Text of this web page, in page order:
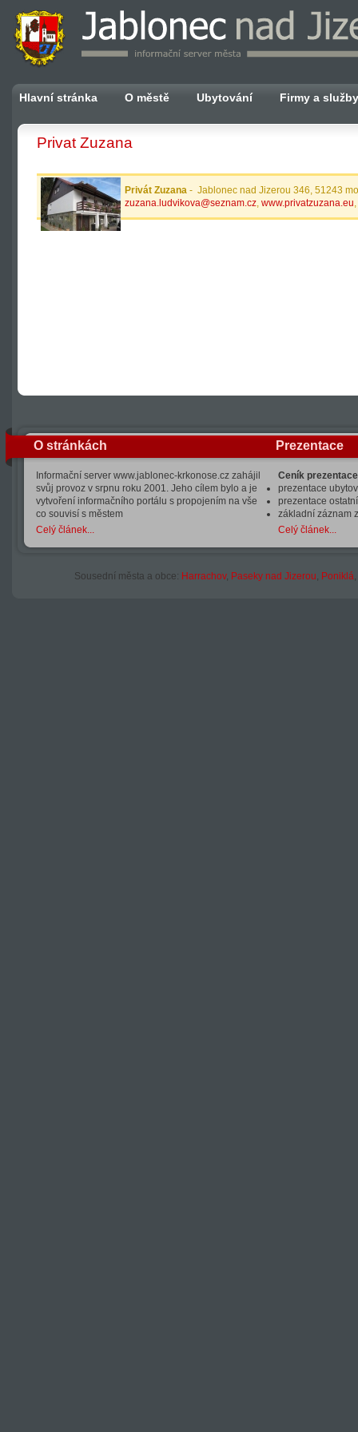
Hlavní stránka O městě Ubytování Firmy a služby
Privat Zuzana
Privát Zuzana - Jablonec nad Jizerou 346, 51243
zuzana.ludvikova@seznam.cz, www.privatzuzana.eu
O stránkách
Informační server www.jablonec-krkonose.cz zahájil
svůj provoz v srpnu roku 2001. Jeho cílem bylo a je
vytvoření informačního portálu s propojením na vše
co souvisí s městem
Celý článek...
Prezentace
Ceník
prezentace
prezentace
základní záznam
Celý článek...
Sousední města a obce: Harrachov, Paseky nad Jizerou, Poniklá,